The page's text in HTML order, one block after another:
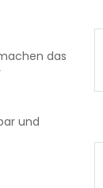
das
und